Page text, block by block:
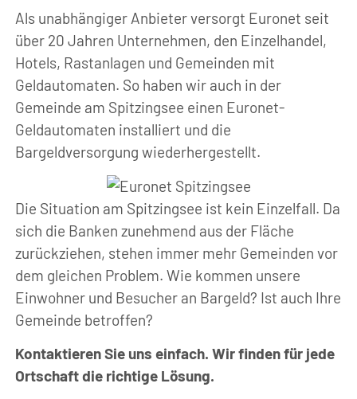
Als unabhängiger Anbieter versorgt Euronet seit
über 20 Jahren Unternehmen, den Einzelhandel,
Hotels, Rastanlagen und Gemeinden mit
Geldautomaten. So haben wir auch in der
Gemeinde am Spitzingsee einen Euronet-
Geldautomaten installiert und die
Bargeldversorgung wiederhergestellt.
Die Situation am Spitzingsee ist kein Einzelfall. Da
sich die Banken zunehmend aus der Fläche
zurückziehen, stehen immer mehr Gemeinden vor
dem gleichen Problem. Wie kommen unsere
Einwohner und Besucher an Bargeld? Ist auch Ihre
Gemeinde betroffen?
Kontaktieren Sie uns einfach. Wir finden für jede
Ortschaft die richtige Lösung.